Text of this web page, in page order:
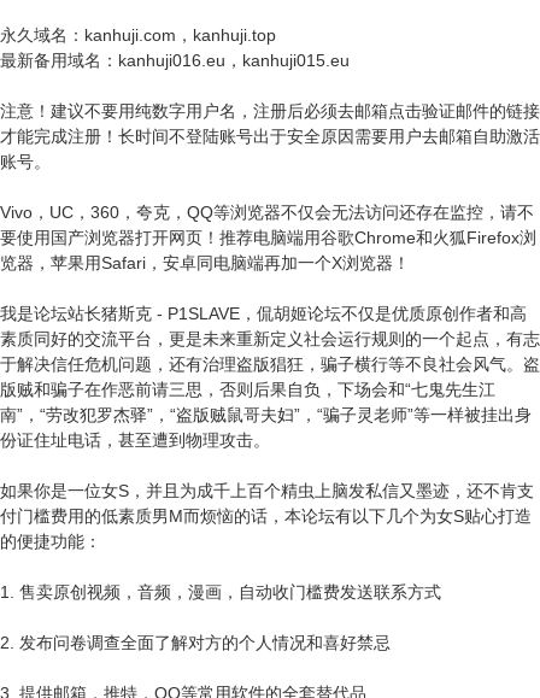
永久域名：kanhuji.com，kanhuji.top
最新备用域名：kanhuji016.eu，kanhuji015.eu
注意！建议不要用纯数字用户名，注册后必须去邮箱点击验证邮件的链接
才能完成注册！长时间不登陆账号出于安全原因需要用户去邮箱自助激活
账号。
Vivo，UC，360，夸克，QQ等浏览器不仅会无法访问还存在监控，请不
要使用国产浏览器打开网页！推荐电脑端用谷歌Chrome和火狐Firefox浏
览器，苹果用Safari，安卓同电脑端再加一个X浏览器！
我是论坛站长猪斯克 - P1SLAVE，侃胡姬论坛不仅是优质原创作者和高
素质同好的交流平台，更是未来重新定义社会运行规则的一个起点，有志
于解决信任危机问题，还有治理盗版猖狂，骗子横行等不良社会风气。盗
版贼和骗子在作恶前请三思，否则后果自负，下场会和“七鬼先生江
南”，“劳改犯罗杰驿”，“盗版贼鼠哥夫妇”，“骗子灵老师”等一样被挂出身
份证住址电话，甚至遭到物理攻击。
如果你是一位女S，并且为成千上百个精虫上脑发私信又墨迹，还不肯支
付门槛费用的低素质男M而烦恼的话，本论坛有以下几个为女S贴心打造
的便捷功能：
1. 售卖原创视频，音频，漫画，自动收门槛费发送联系方式
2. 发布问卷调查全面了解对方的个人情况和喜好禁忌
3. 提供邮箱，推特，QQ等常用软件的全套替代品